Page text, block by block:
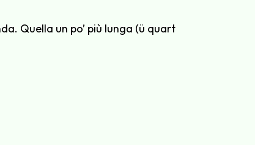
Quella un po’ più lunga (ü quart